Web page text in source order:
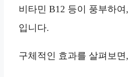
비타민 B12 등이 풍부하
입니다.
구체적인 효과를 살펴보